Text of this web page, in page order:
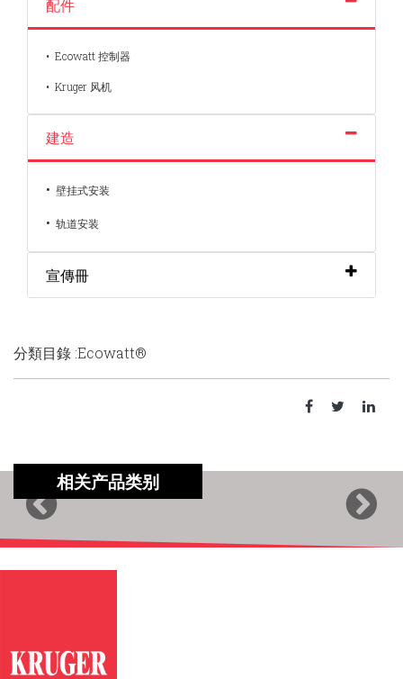
配件
• Ecowatt 控制器
• Kruger 风机
建造
• 壁挂式安装
• 轨道安装
宣傳冊
分類目錄 :Ecowatt®
相关产品类别
Previous Next